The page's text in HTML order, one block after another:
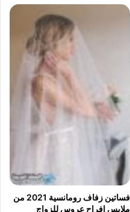
فساتين زفاف رومانسية 2021 من
ملابس افراح عروس للزواج